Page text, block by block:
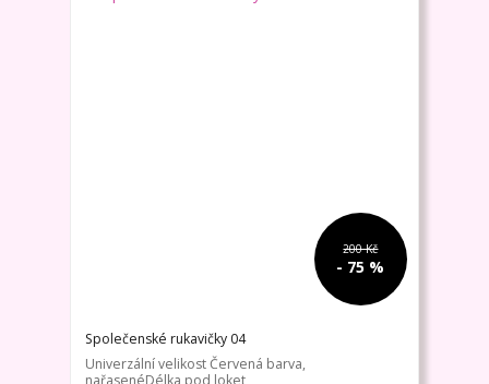
200 Kč
- 75 %
Společenské rukavičky 04
Univerzální velikost Červená barva,
nařasenéDélka pod loket